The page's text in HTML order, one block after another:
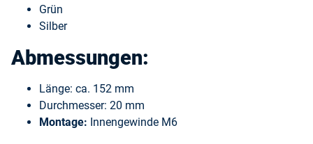
Grün
Silber
Abmessungen:
Länge: ca. 152 mm
Durchmesser: 20 mm
Montage: Innengewinde M6